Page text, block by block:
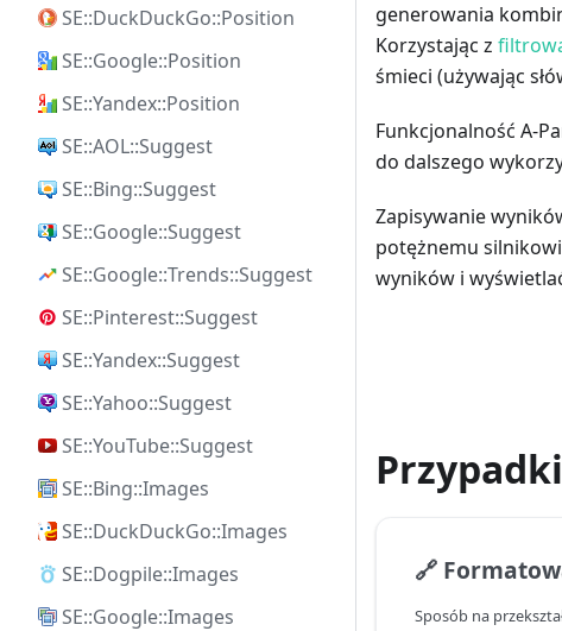
SE::DuckDuckGo::Position
SE::Google::Position
SE::Yandex::Position
SE::AOL::Suggest
SE::Bing::Suggest
SE::Google::Suggest
SE::Google::Trends::Suggest
SE::Pinterest::Suggest
SE::Yandex::Suggest
SE::Yahoo::Suggest
SE::YouTube::Suggest
SE::Bing::Images
SE::DuckDuckGo::Images
SE::Dogpile::Images
SE::Google::Images
generowania
Korzystając z
śmieci (używając
Funkcjonalność A-
do dalszego
Zapisywanie
potężnemu
wyników i
🔗